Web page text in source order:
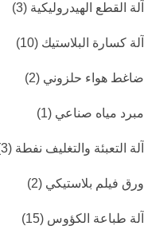
آلة القطع الهيدروليكية (3)
آلة كسارة البلاستيك (10)
ضاغط هواء حلزوني (2)
مبرد مياه صناعي (1)
آلة التعبئة والتغليف نفطة (3)
ورق فيلم بلاستيكي (2)
آلة طباعة الكؤوس (15)